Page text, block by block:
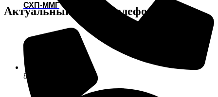
8 (985) 055-50-55
СХП-ММГ
Актуальный номер телефона: